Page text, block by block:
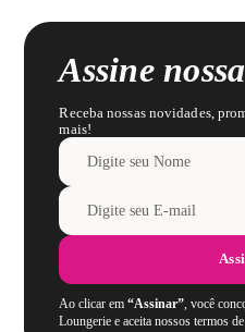
Assine
Receba nossas novidades,
mais!
Ao clicar em“Assinar”, você
Loungerie e aceita nossos termos